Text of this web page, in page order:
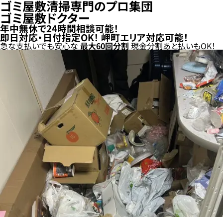
ゴミ屋敷清掃専門のプロ集団
ゴミ屋敷ドクター
年中無休で24時間相談可能！
即日対応・日付指定OK！ 岬町エリア対応可能！
急な支払いでも安心な最大60回分割 現金分割あと払いもOK！